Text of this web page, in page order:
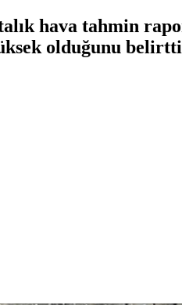
hava tahmin
olduğunu